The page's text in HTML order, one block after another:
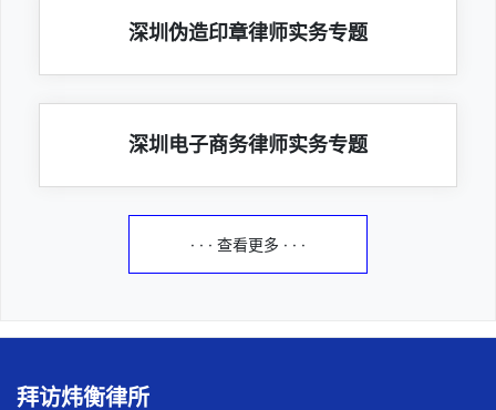
深圳伪造印章律师实务专题
深圳电子商务律师实务专题
· · · 查看更多 · · ·
拜访炜衡律所